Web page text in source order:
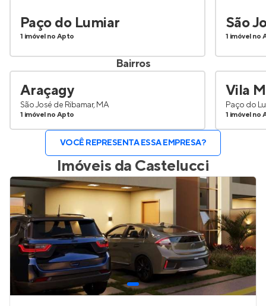
Paço do Lumiar
1 imóvel no Apto
São
1 imóvel no
Bairros
Araçagy
São José de Ribamar, MA
1 imóvel no Apto
Vila
Paço do
1 imóvel no
VOCÊ REPRESENTA ESSA EMPRESA?
Imóveis da Castelucci